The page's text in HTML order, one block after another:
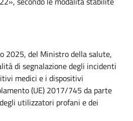
2025, del Ministro della salute,
di segnalazione degli incidenti
medici e i dispositivi
(UE) 2017/745 da parte
utilizzatori profani e dei